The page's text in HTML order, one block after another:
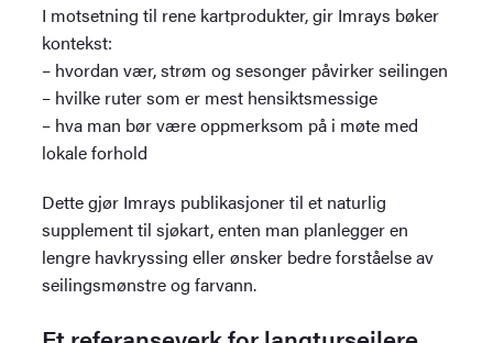
I motsetning til rene kartprodukter, gir Imrays bøker
kontekst:
– hvordan vær, strøm og sesonger påvirker seilingen
– hvilke ruter som er mest hensiktsmessige
– hva man bør være oppmerksom på i møte med
lokale forhold
Dette gjør Imrays publikasjoner til et naturlig
supplement til sjøkart, enten man planlegger en
lengre havkryssing eller ønsker bedre forståelse av
seilingsmønstre og farvann.